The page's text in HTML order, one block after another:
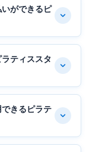
ができるピ
ティススタ
きるピラテ